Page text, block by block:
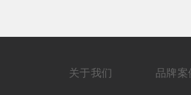
品牌案
关于我们